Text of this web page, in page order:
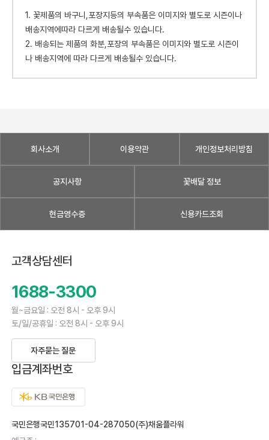
1. 꽃제품의 바구니,포장지등의 부속품은 이미지와 별도로 시즌이나
배송지역에따라 다르게 배송될수 있습니다.
2. 배송되는 제품의 화분,포장의 부속품은 이미지와 별도로 시즌이
나 배송지역에 따라 다르게 배송될수 있습니다.
회사소개 이용약관 개인정보처리방침
공지사항 꽃배달 정보
현금영수증 신용카드조회
고객상담센터
1688-3300
월~금요일 : 오전 8시 - 오후 9시
토/일/공휴일 : 오전 8시 - 오후 9시
자주묻는 질문
입금계좌번호
국민은행국민135701-04-287050(주)채움플라워